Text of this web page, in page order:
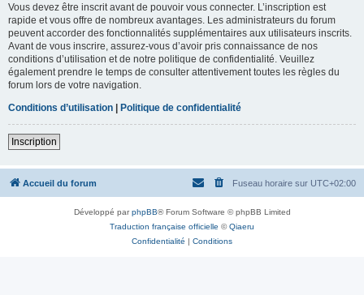
Vous devez être inscrit avant de pouvoir vous connecter. L’inscription est
rapide et vous offre de nombreux avantages. Les administrateurs du forum
peuvent accorder des fonctionnalités supplémentaires aux utilisateurs inscrits.
Avant de vous inscrire, assurez-vous d’avoir pris connaissance de nos
conditions d’utilisation et de notre politique de confidentialité. Veuillez
également prendre le temps de consulter attentivement toutes les règles du
forum lors de votre navigation.
Conditions d’utilisation | Politique de confidentialité
Inscription
Accueil du forum Fuseau horaire sur UTC+02:00
Développé parphpBB® Forum Software © phpBB Limited
Traduction française officielle ©Qiaeru
Confidentialité | Conditions